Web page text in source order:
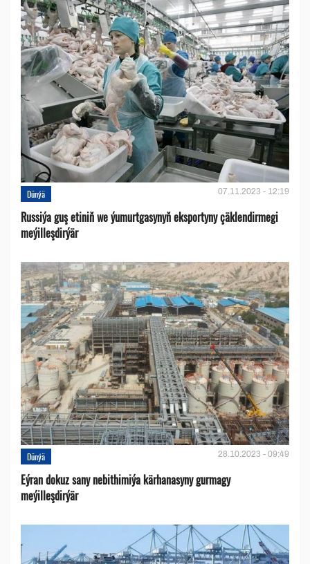
Dünýä 07.11.2023 - 12:19
Russiýa guş etiniň we ýumurtgasynyň eksportyny çäklendirmegi
meýilleşdirýär
Dünýä 28.10.2023 - 09:49
Eýran dokuz sany nebithimiýa kärhanasyny gurmagy
meýilleşdirýär